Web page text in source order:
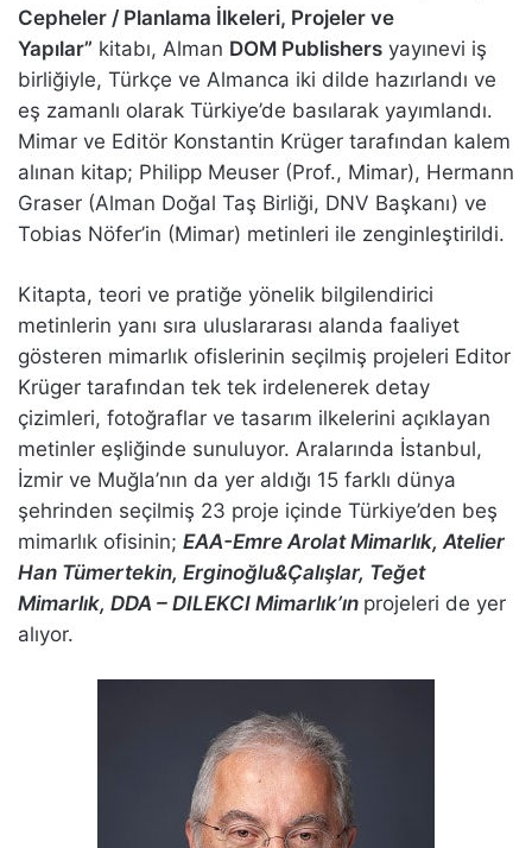
Cepheler / Planlama İlkeleri, Projeler ve
Yapılar” kitabı, Alman DOM Publishers yayınevi iş
birliğiyle, Türkçe ve Almanca iki dilde hazırlandı ve
eş zamanlı olarak Türkiye’de basılarak yayımlandı.
Mimar ve Editör Konstantin Krüger tarafından kalem
alınan kitap; Philipp Meuser (Prof., Mimar), Hermann
Graser (Alman Doğal Taş Birliği, DNV Başkanı) ve
Tobias Nöfer’in (Mimar) metinleri ile zenginleştirildi.
Kitapta, teori ve pratiğe yönelik bilgilendirici
metinlerin yanı sıra uluslararası alanda faaliyet
gösteren mimarlık ofislerinin seçilmiş projeleri Editor
Krüger tarafından tek tek irdelenerek detay
çizimleri, fotoğraflar ve tasarım ilkelerini açıklayan
metinler eşliğinde sunuluyor. Aralarında İstanbul,
İzmir ve Muğla’nın da yer aldığı 15 farklı dünya
şehrinden seçilmiş 23 proje içinde Türkiye’den beş
mimarlık ofisinin; EAA-Emre Arolat Mimarlık, Atelier
Han Tümertekin, Erginoğlu&Çalışlar, Teğet
Mimarlık, DDA – DILEKCI Mimarlık’ın projeleri de yer
alıyor.